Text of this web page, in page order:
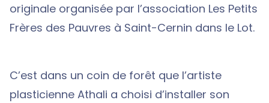
originale organisée par l’association Les Petits
Frères des Pauvres à Saint-Cernin dans le Lot.
C’est dans un coin de forêt que l’artiste
plasticienne Athali a choisi d’installer son